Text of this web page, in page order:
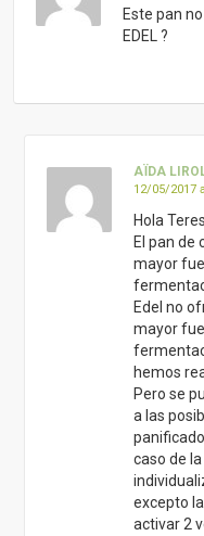
Este pan
EDEL ?
AÏDA
12/05/2017
Hola
El pan de
mayor
Edel no
mayor
hemos
Pero se
a las
caso de
excepto
activar 2